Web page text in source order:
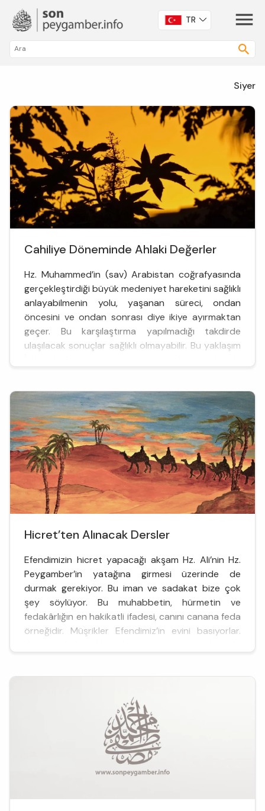
TR
Siyer
Cahiliye Döneminde Ahlaki Değerler
Hz. Muhammed’in (sav) Arabistan coğrafyasında
gerçekleştirdiği büyük medeniyet hareketini sağlıklı
anlayabilmenin yolu, yaşanan süreci, ondan
öncesini ve ondan sonrası diye ikiye ayırmaktan
geçer. Bu karşılaştırma yapılmadığı takdirde
ulaşılacak sonuçlar sağlıklı olmayabilir. Bu yaklaşım
ve ilahi b...
Hicret’ten Alınacak Dersler
Efendimizin hicret yapacağı akşam Hz. Ali’nin Hz.
Peygamber’in yatağına girmesi üzerinde de
durmak gerekiyor. Bu iman ve sadakat bize çok
şey söylüyor. Bu muhabbetin, hürmetin ve
fedakârlığın en hakikatli ifadesi, canını canana feda
örneğidir. Müşrikler Efendimiz’in evini basıyorlar.
Habeşistan’a olan birinci hicre...